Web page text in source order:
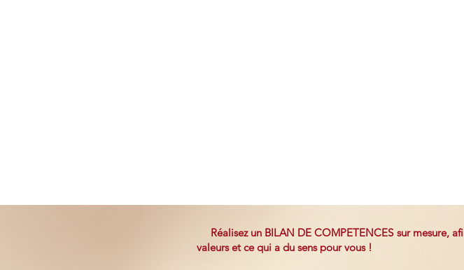
Réalisez un BILAN DE COMPETENCES sur mesure,
valeurs et ce qui a du sens pour vous !